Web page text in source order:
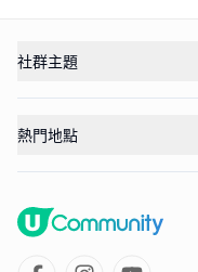
社群主題
熱門地點